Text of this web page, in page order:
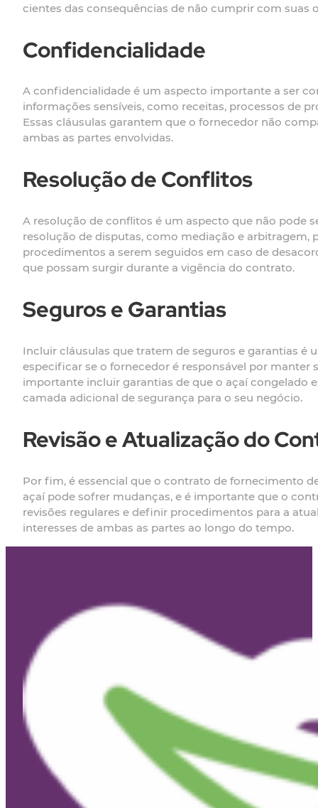
cientes das consequências de não cumprir com suas
Confidencialidade
A confidencialidade é um aspecto importante a ser
informações sensíveis, como receitas, processos de
Essas cláusulas garantem que o fornecedor não
ambas as partes envolvidas.
Resolução de Conflitos
A resolução de conflitos é um aspecto que não pode
resolução de disputas, como mediação e arbitragem,
procedimentos a serem seguidos em caso de
que possam surgir durante a vigência do contrato.
Seguros e Garantias
Incluir cláusulas que tratem de seguros e garantias é
especificar se o fornecedor é responsável por
importante incluir garantias de que o açaí congelado
camada adicional de segurança para o seu negócio.
Revisão e Atualização do
Por fim, é essencial que o contrato de fornecimento
açaí pode sofrer mudanças, e é importante que o
revisões regulares e definir procedimentos para a
interesses de ambas as partes ao longo do tempo.